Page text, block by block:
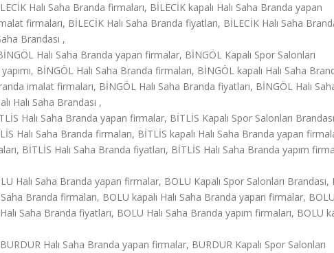
Halı Saha Branda firmaları, BİLECİK kapalı Halı Saha Branda yapan
firmaları, BİLECİK Halı Saha Branda fiyatları, BİLECİK Halı Saha
Brandası ,
Halı Saha Branda yapan firmalar, BİNGÖL Kapalı Spor Salonları
BİNGÖL Halı Saha Branda firmaları, BİNGÖL kapalı Halı Saha
imalat firmaları, BİNGÖL Halı Saha Branda fiyatları, BİNGÖL Halı
Halı Saha Brandası ,
Halı Saha Branda yapan firmalar, BİTLİS Kapalı Spor Salonları
Halı Saha Branda firmaları, BİTLİS kapalı Halı Saha Branda yapan
BİTLİS Halı Saha Branda fiyatları, BİTLİS Halı Saha Branda yapım
Halı Saha Branda yapan firmalar, BOLU Kapalı Spor Salonları Brandası,
Saha Branda firmaları, BOLU kapalı Halı Saha Branda yapan firmalar,
Saha Branda fiyatları, BOLU Halı Saha Branda yapım firmaları, BOLU
Halı Saha Branda yapan firmalar, BURDUR Kapalı Spor Salonları